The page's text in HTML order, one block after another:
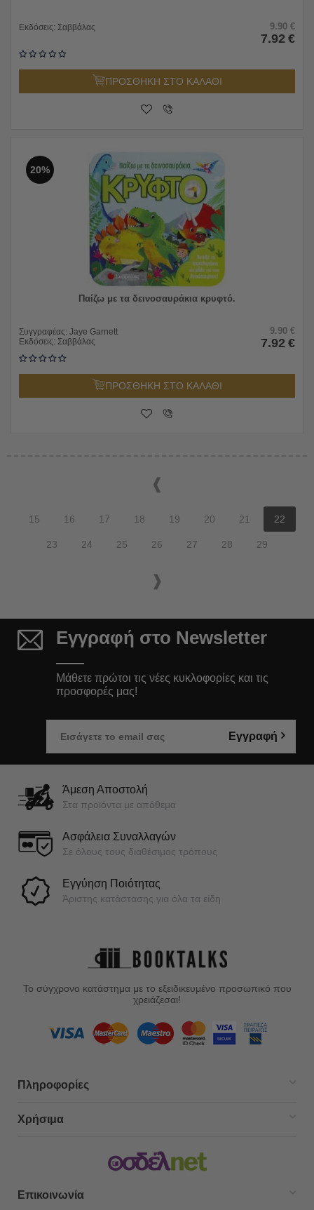
Εκδόσεις: Σαββάλας 9.90 €
7.92 €
ΠΡΟΣΘΗΚΗ ΣΤΟ ΚΑΛΑΘΙ
20%
Παίζω με τα δεινοσαυράκια κρυφτό.
Συγγραφέας: Jaye Garnett
Εκδόσεις: Σαββάλας
9.90 €
7.92 €
ΠΡΟΣΘΗΚΗ ΣΤΟ ΚΑΛΑΘΙ
15 16 17 18 19 20 21 22
23 24 25 26 27 28 29
Εγγραφή στο Newsletter
Μάθετε πρώτοι τις νέες κυκλοφορίες και τις
προσφορές μας!
Εγγραφή
Άμεση Αποστολή
Στα προϊόντα με απόθεμα
Ασφάλεια Συναλλαγών
Σε όλους τους διαθέσιμος τρόπους
Εγγύηση Ποιότητας
Άριστης κατάστασης για όλα τα είδη
Το σύγχρονο κατάστημα με το εξειδικευμένο προσωπικό που
χρειάζεσαι!
Πληροφορίες
Χρήσιμα
Επικοινωνία